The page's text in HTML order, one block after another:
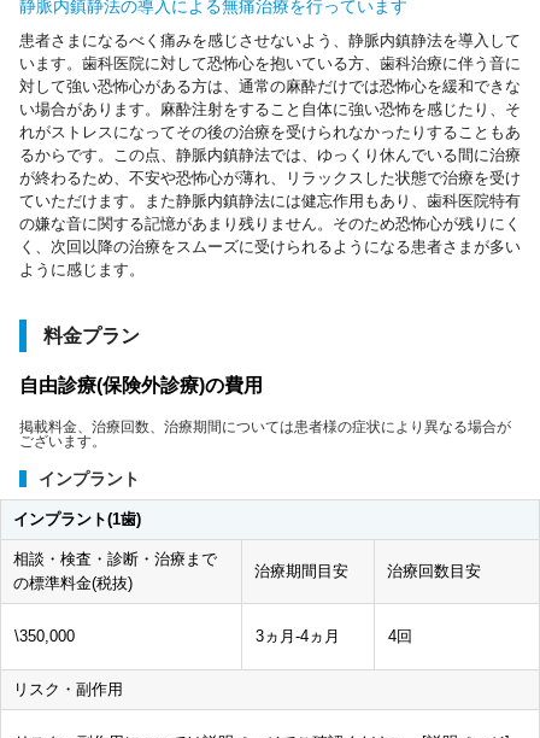
静脈内鎮静法の導入による無痛治療を行っています
患者さまになるべく痛みを感じさせないよう、静脈内鎮静法を導入して
います。歯科医院に対して恐怖心を抱いている方、歯科治療に伴う音に
対して強い恐怖心がある方は、通常の麻酔だけでは恐怖心を緩和できな
い場合があります。麻酔注射をすること自体に強い恐怖を感じたり、そ
れがストレスになってその後の治療を受けられなかったりすることもあ
るからです。この点、静脈内鎮静法では、ゆっくり休んでいる間に治療
が終わるため、不安や恐怖心が薄れ、リラックスした状態で治療を受け
ていただけます。また静脈内鎮静法には健忘作用もあり、歯科医院特有
の嫌な音に関する記憶があまり残りません。そのため恐怖心が残りにく
く、次回以降の治療をスムーズに受けられるようになる患者さまが多い
ように感じます。
料金プラン
自由診療(保険外診療)の費用
掲載料金、治療回数、治療期間については患者様の症状により異なる場合が
ございます。
インプラント
インプラント(1歯)
相談・検査・診断・治療まで
の標準料金(税抜)
治療期間目安 治療回数目安
\350,000 3ヵ月-4ヵ月 4回
リスク・副作用